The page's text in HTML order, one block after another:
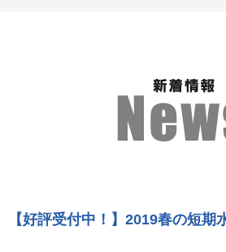
【好評受付中！】2019春の短期